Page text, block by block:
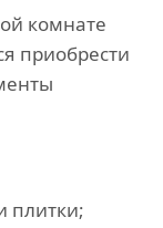
комнате
приобрести
плитки;